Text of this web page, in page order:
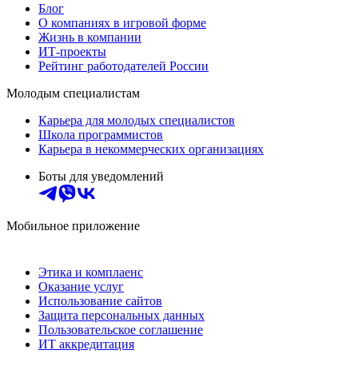
Блог
О компаниях в игровой форме
Жизнь в компании
ИТ-проекты
Рейтинг работодателей России
Молодым специалистам
Карьера для молодых специалистов
Школа программистов
Карьера в некоммерческих организациях
Боты для уведомлений
Мобильное приложение
Этика и комплаенс
Оказание услуг
Использование сайтов
Защита персональных данных
Пользовательское соглашение
ИТ аккредитация